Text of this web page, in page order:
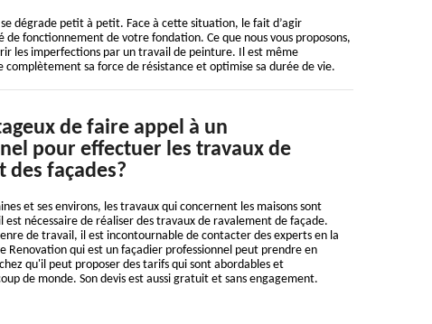
dégrade petit à petit. Face à cette situation, le fait d’agir
fonctionnement de votre fondation. Ce que nous vous proposons,
les imperfections par un travail de peinture. Il est même
sa force de résistance et optimise sa durée de vie.
de faire appel à un
pour effectuer les travaux de
des façades?
et ses environs, les travaux qui concernent les maisons sont
est nécessaire de réaliser des travaux de ravalement de façade.
de travail, il est incontournable de contacter des experts en la
Renovation qui est un façadier professionnel peut prendre en
qu'il peut proposer des tarifs qui sont abordables et
de monde. Son devis est aussi gratuit et sans engagement.